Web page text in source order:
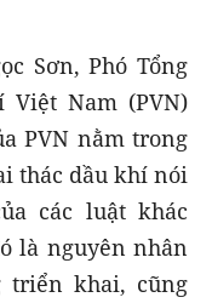
Sơn, Phó Tổng
Việt Nam (PVN)
PVN nằm trong
thác dầu khí nói
các luật khác
là nguyên nhân
triển khai, cũng